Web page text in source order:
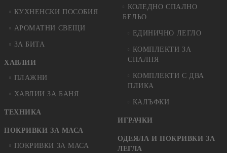
КУХНЕНСКИ ПОСОБИЯ
АРОМАТНИ СВЕЩИ
ЗА БИТА
ХАВЛИИ
ПЛАЖНИ
ХАВЛИИ ЗА БАНЯ
ТЕХНИКА
ПОКРИВКИ ЗА МАСА
ПОКРИВКИ ЗА МАСА
КОЛЕДНO СПАЛНO
БЕЛЬО
ЕДИНИЧНО ЛЕГЛО
КОМПЛЕКТИ ЗА
СПАЛНЯ
КОМПЛЕКТИ С ДВА
ПЛИКА
КАЛЪФКИ
ИГРАЧКИ
ОДЕЯЛА И ПОКРИВКИ ЗА
ЛЕГЛА